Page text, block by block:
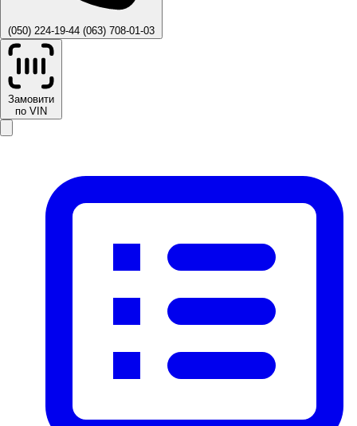
(050) 224-19-44 (063) 708-01-03
Замовити
по VIN